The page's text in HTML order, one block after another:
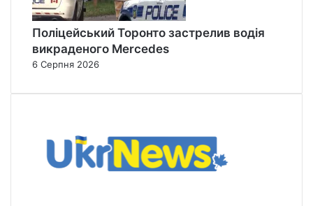
Поліцейський Торонто застрелив водія
викраденого Mercedes
6 Серпня 2026